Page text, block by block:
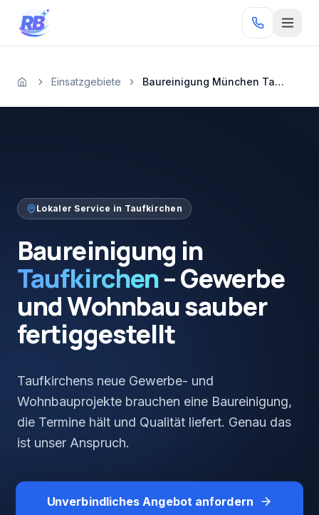
Zum Inhalt springen
RB
StartseiteEinsatzgebiete Baureinigung München Taufkirchen
Lokaler Service in Taufkirchen
Baureinigung in
Taufkirchen–Gewerbe
undWohnbausauber
fertiggestellt
Taufkirchens neue Gewerbe- und
Wohnbauprojekte brauchen eine Baureinigung,
die Termine hält und Qualität liefert. Genau das
ist unser Anspruch.
Unverbindliches Angebot anfordern